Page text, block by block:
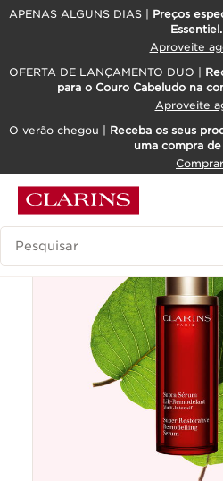
SALTAR PARA O CONTEÚDO
APENAS ALGUNS DIAS | Preços
Essentiel.
Aproveite
para o Couro Cabeludo na
Aproveite
O verão chegou | Receba os seus
uma compra
Comprar
Pesquisar Legenda
Mais vendido